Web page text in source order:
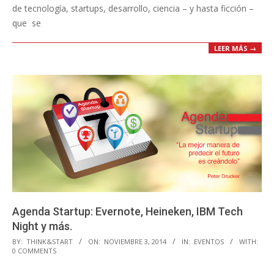
de tecnología, startups, desarrollo, ciencia – y hasta ficción –
que se
LEER MÁS →
Agenda Startup: Evernote, Heineken, IBM Tech
Night y más.
2014-
11-
BY: THINK&START ON: NOVIEMBRE 3, 2014 IN: EVENTOS
WITH:
0 COMMENTS